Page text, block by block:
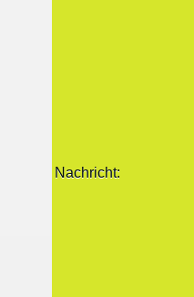
Nachricht: